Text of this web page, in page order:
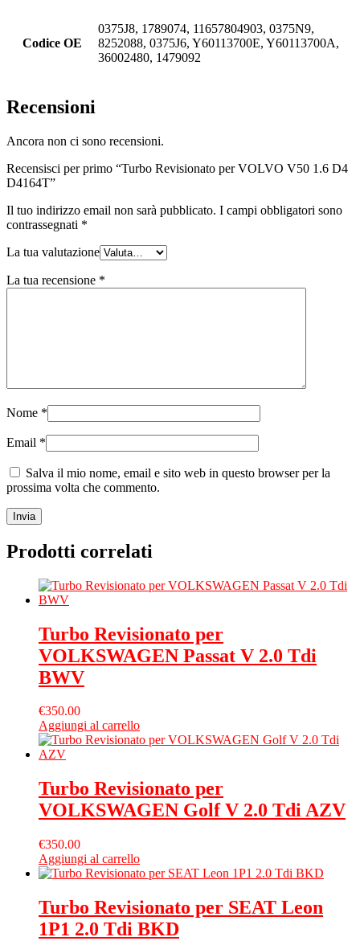
Codice OE
0375J8, 1789074, 11657804903, 0375N9,
8252088, 0375J6, Y60113700E, Y60113700A,
36002480, 1479092
Recensioni
Ancora non ci sono recensioni.
Recensisci per primo “Turbo Revisionato per VOLVO V50 1.6 D4
D4164T”
Il tuo indirizzo email non sarà pubblicato. I campi obbligatori sono
contrassegnati *
La tua valutazione
La tua recensione *
Nome *
Email *
Salva il mio nome, email e sito web in questo browser per la
prossima volta che commento.
Prodotti correlati
Turbo Revisionato per
VOLKSWAGEN Passat V 2.0 Tdi
BWV
€350.00
Aggiungi al carrello
Turbo Revisionato per
VOLKSWAGEN Golf V 2.0 Tdi AZV
€350.00
Aggiungi al carrello
Turbo Revisionato per SEAT Leon
1P1 2.0 Tdi BKD